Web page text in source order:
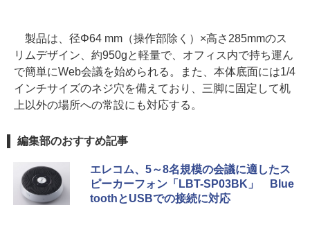
製品は、径Φ64 mm（操作部除く）×高さ285mmのス
リムデザイン、約950gと軽量で、オフィス内で持ち運ん
で簡単にWeb会議を始められる。また、本体底面には1/4
インチサイズのネジ穴を備えており、三脚に固定して机
上以外の場所への常設にも対応する。
編集部のおすすめ記事
エレコム、5～8名規模の会議に適したス
ピーカーフォン「LBT-SP03BK」 Blue
toothとUSBでの接続に対応